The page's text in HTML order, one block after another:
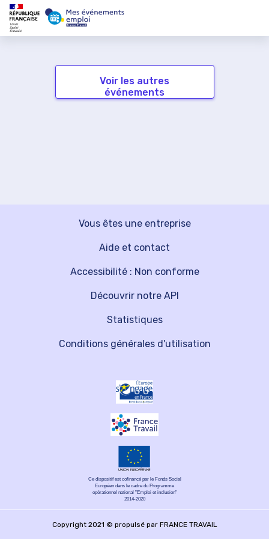
Voir les autres
événements
Vous êtes une entreprise
Découvrir notre API
Aide et contact
Statistiques
Accessibilité : Non conforme
Conditions générales d'utilisation
Ce dispositif est cofinancé par le Fonds Social
Européen dans le cadre du Programme
opérationnel national "Emploi et inclusion"
2014-2020
Copyright 2021 © propulsé par FRANCE TRAVAIL